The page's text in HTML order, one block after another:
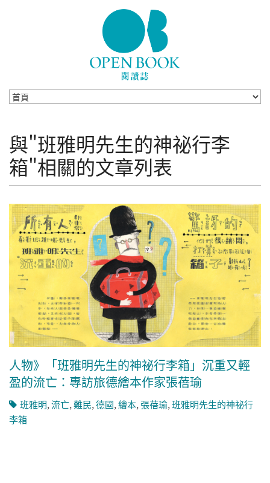
與"班雅明先生的神祕行李
箱"相關的文章列表
人物》「班雅明先生的神祕行李箱」沉重又輕
盈的流亡：專訪旅德繪本作家張蓓瑜
班雅明,流亡,難民,德國,繪本,張蓓瑜,班雅明先生的神祕行
李箱